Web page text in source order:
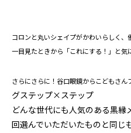
コロンと丸いシェイプがかわいらしく
一目見たときから「これにする！」と
さらにさらに！谷口眼鏡からこどもさん
グステップ×ステップ
どんな世代にも人気のある黒縁
回選んでいただいたものと同じ